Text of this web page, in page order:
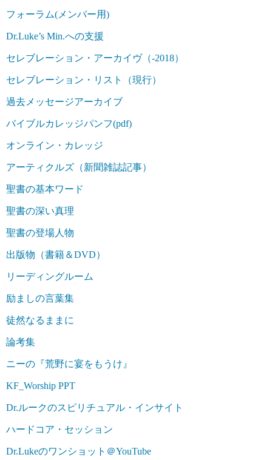
フォーラム(メンバー用)
Dr.Luke’s Min.への支援
セレブレーション・アーカイヴ（-2018）
セレブレーション・リスト（現行）
過去メッセージアーカイブ
バイブルカレッジパンフ(pdf)
オンライン・カレッジ
アーティクルズ（新聞雑誌記事）
聖書の基本ワード
聖書の深い真理
聖書の登場人物
出版物（書籍＆DVD）
リーディングルーム
励ましの言葉集
徒然なるままに
論考集
ニーの『荒野に宴をもうけ』
KF_Worship PPT
Dr.ルークのスピリチュアル・インサイト
ハードコア・セッション
Dr.Lukeのワンショット＠YouTube